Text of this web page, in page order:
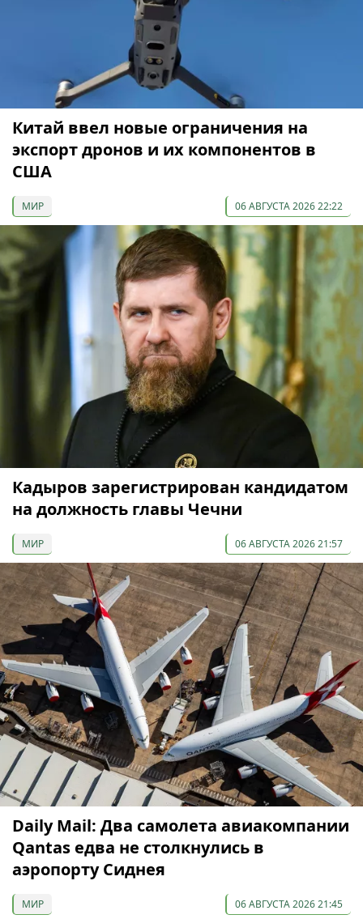
Китай ввел новые ограничения на
экспорт дронов и их компонентов в
США
МИР 06 АВГУСТА 2026 22:22
Кадыров зарегистрирован кандидатом
на должность главы Чечни
МИР 06 АВГУСТА 2026 21:57
Daily Mail: Два самолета авиакомпании
Qantas едва не столкнулись в
аэропорту Сиднея
МИР 06 АВГУСТА 2026 21:45